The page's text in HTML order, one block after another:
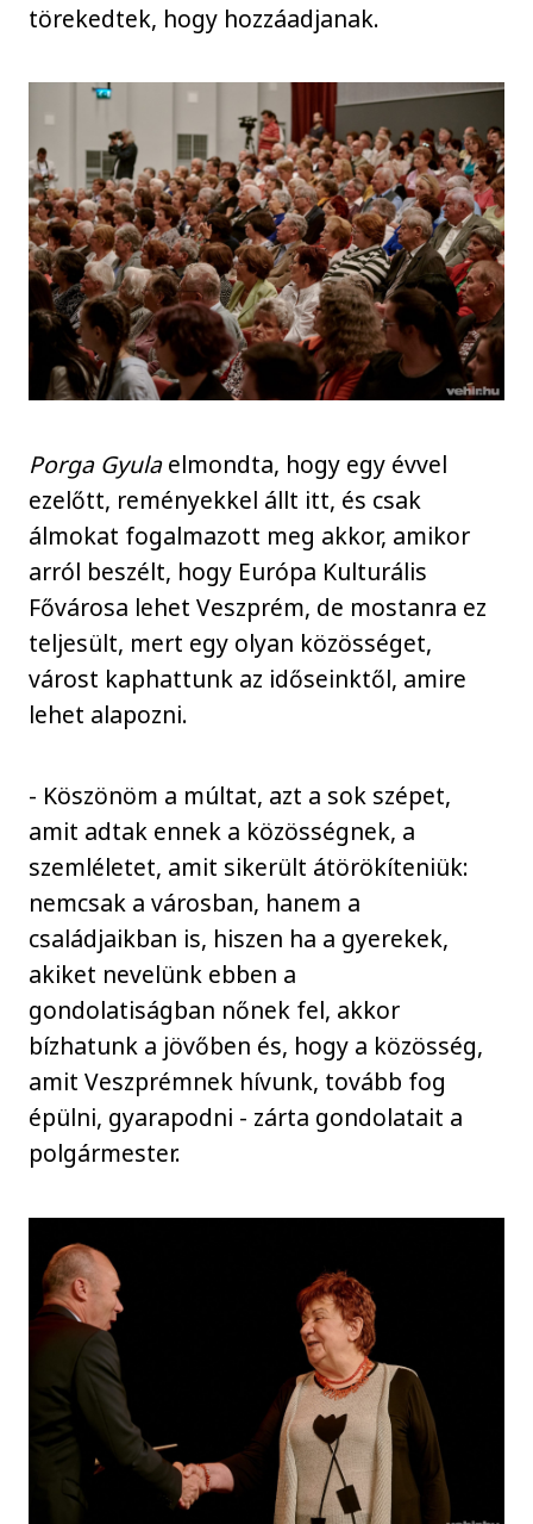
törekedtek, hogy hozzáadjanak.
Porga Gyulaelmondta, hogy egy évvel
ezelőtt, reményekkel állt itt, és csak
álmokat fogalmazott meg akkor, amikor
arról beszélt, hogy Európa Kulturális
Fővárosa lehet Veszprém, de mostanra ez
teljesült, mert egy olyan közösséget,
várost kaphattunk az időseinktől, amire
lehet alapozni.
- Köszönöm a múltat, azt a sok szépet,
amit adtak ennek a közösségnek, a
szemléletet, amit sikerült átörökíteniük:
nemcsak a városban, hanem a
családjaikban is, hiszen ha a gyerekek,
akiket nevelünk ebben a
gondolatiságban nőnek fel, akkor
bízhatunk a jövőben és, hogy a közösség,
amit Veszprémnek hívunk, tovább fog
épülni, gyarapodni - zárta gondolatait a
polgármester.